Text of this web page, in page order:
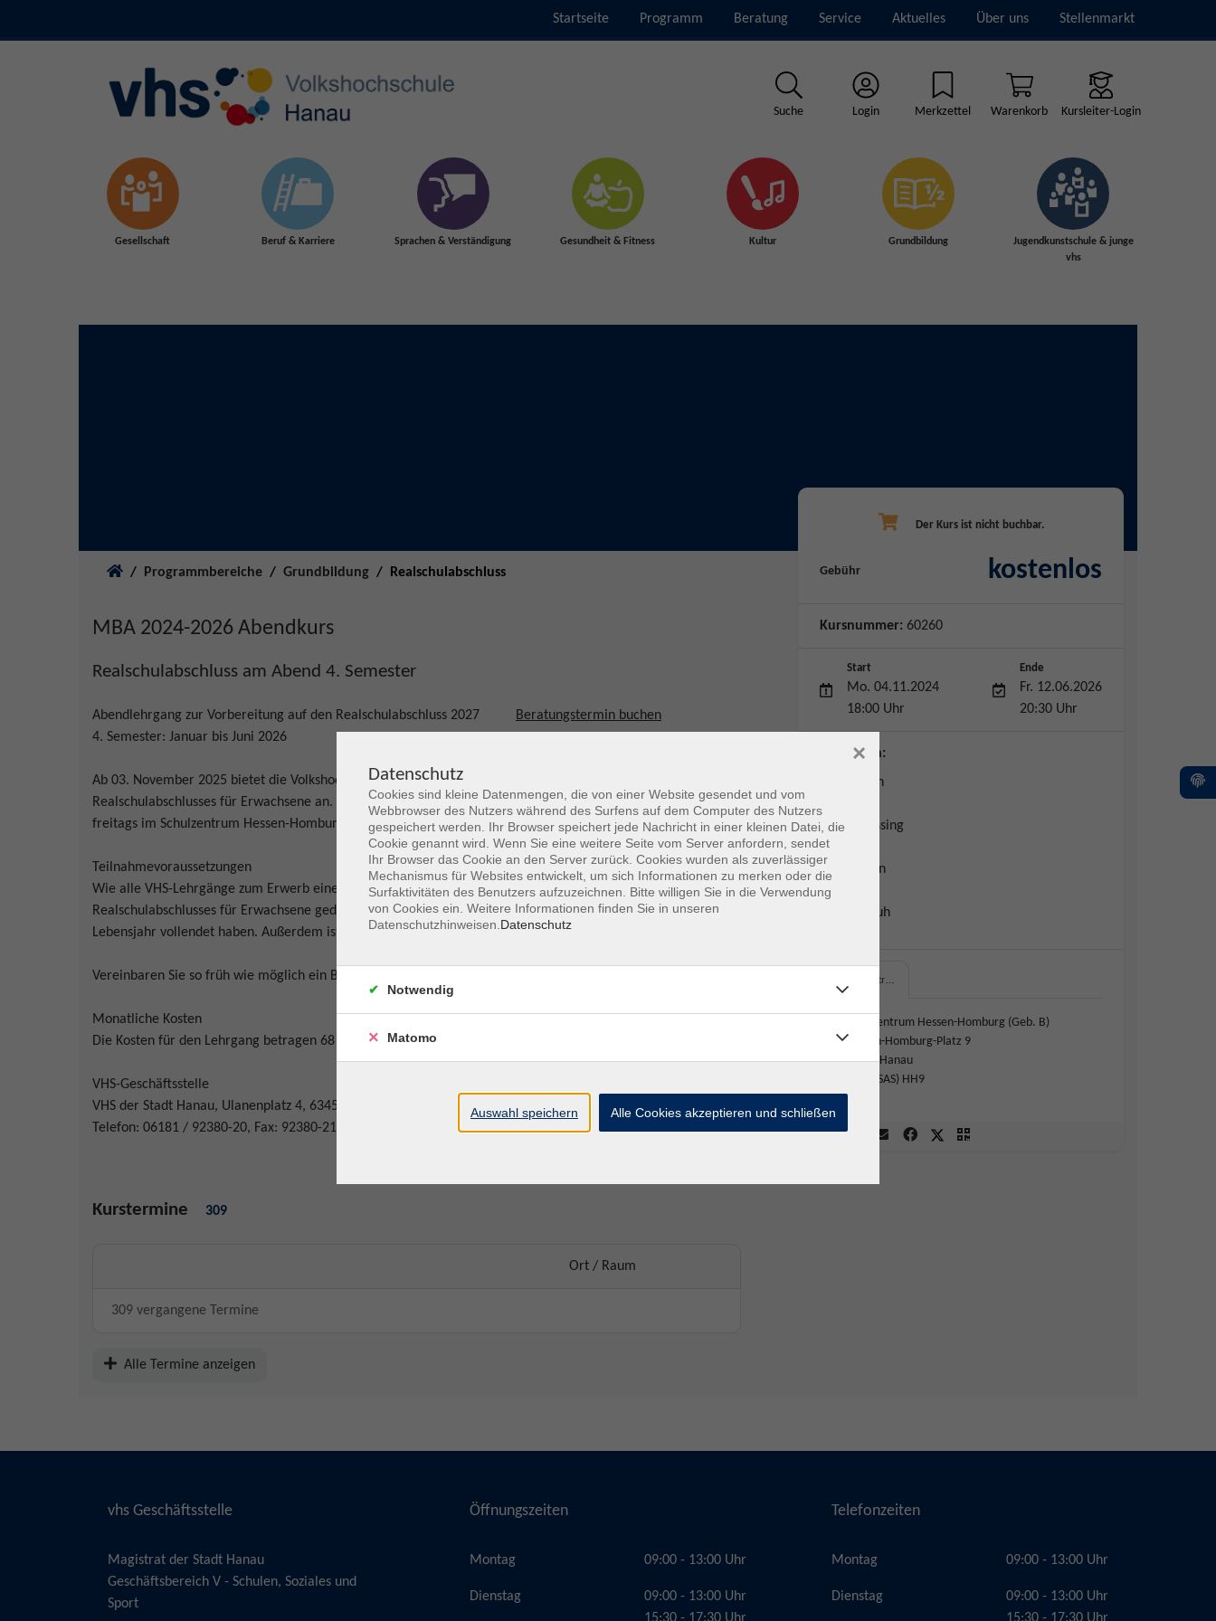
Startseite Programm Beratung Service Aktuelles Über uns Stellenmarkt
Suche Login Merkzettel Warenkorb Kursleiter-Login
Gesellschaft Beruf & Karriere Sprachen & Verständigung Gesundheit & Fitness Kultur Grundbildung
Jugendkunstschule & junge
vhs
Sie sind hier:
Programmbereiche
Grundbildung Realschulabschluss
MBA 2024-2026 Abendkurs
Realschulabschluss am Abend 4. Semester
Abendlehrgang zur Vorbereitung auf den Realschulabschluss 2027 Beratungstermin buchen
4. Semester: Januar bis Juni 2026
Ab 03. November 2025 bietet die Volkshochschule den neuen Lehrgang zum nachträglichen Erwerb des
Realschulabschlusses für Erwachsene an. Der Unterricht in dem 18-monatigen Lehrgang findet montags bis
freitags im Schulzentrum Hessen-Homburg statt.
Teilnahmevoraussetzungen
Wie alle VHS-Lehrgänge zum Erwerb eines Schulabschlusses ist auch der neue Lehrgang zum Erwerb des
Realschulabschlusses für Erwachsene gedacht. Teilnehmen können Sie deshalb nur, wenn Sie das 18.
Lebensjahr vollendet haben. Außerdem ist eine persönliche Beratung und Einstufung unerlässlich.
Vereinbaren Sie so früh wie möglich ein Beratungstermin.
Monatliche Kosten
Die Kosten für den Lehrgang betragen 68 € pro Monat.
VHS-Geschäftsstelle
VHS der Stadt Hanau, Ulanenplatz 4, 63452 Hanau
Telefon: 06181 / 92380-20, Fax: 92380-21, E-Mail:
fit@vhs-hanau.de
Kurstermine 309
Ort / Raum
309 vergangene Termine
Alle Termine anzeigen
Gebühr kostenlos
Kursnummer: 60260
Start
Mo. 04.11.2024
18:00 Uhr
Ende
Fr. 12.06.2026
20:30 Uhr
Dozent*in:
Björn Kühn
Daniel Fassing
Julian Kühn
Thomas Luh
Schulzentr…
Schulzentrum Hessen-Homburg (Geb. B)
Hessen-Homburg-Platz 9
63452 Hanau
B309 (SAS) HH9
vhs Geschäftsstelle
Magistrat der Stadt Hanau
Geschäftsbereich V - Schulen, Soziales und
Sport
Öffnungszeiten
Montag
Dienstag
09:00 - 13:00 Uhr
09:00 - 13:00 Uhr
Telefonzeiten
Montag
Dienstag
09:00 - 13:00 Uhr
09:00 - 13:00 Uhr
Datenschutz
Cookies sind kleine Datenmengen, die von einer Website gesendet und vom
Webbrowser des Nutzers während des Surfens auf dem Computer des Nutzers
gespeichert werden. Ihr Browser speichert jede Nachricht in einer kleinen Datei, die
Cookie genannt wird. Wenn Sie eine weitere Seite vom Server anfordern, sendet
Ihr Browser das Cookie an den Server zurück. Cookies wurden als zuverlässiger
Mechanismus für Websites entwickelt, um sich Informationen zu merken oder die
Surfaktivitäten des Benutzers aufzuzeichnen. Bitte willigen Sie in die Verwendung
von Cookies ein. Weitere Informationen finden Sie in unseren
Datenschutzhinweisen. Datenschutz
×
Notwendig
Matomo
Auswahl speichern Alle Cookies akzeptieren und schließen